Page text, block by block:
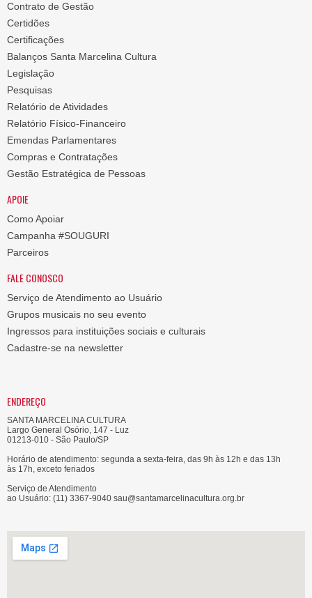
Contrato de Gestão
Certidões
Certificações
Balanços Santa Marcelina Cultura
Legislação
Pesquisas
Relatório de Atividades
Relatório Físico-Financeiro
Emendas Parlamentares
Compras e Contratações
Gestão Estratégica de Pessoas
APOIE
Como Apoiar
Campanha #SOUGURI
Parceiros
FALE CONOSCO
Serviço de Atendimento ao Usuário
Grupos musicais no seu evento
Ingressos para instituições sociais e culturais
Cadastre-se na newsletter
ENDEREÇO
SANTA MARCELINA CULTURA
Largo General Osório, 147 - Luz
01213-010 - São Paulo/SP
Horário de atendimento: segunda a sexta-feira, das 9h às 12h e das 13h
às 17h, exceto feriados
Serviço de Atendimento
ao Usuário: (11) 3367-9040 sau@santamarcelinacultura.org.br